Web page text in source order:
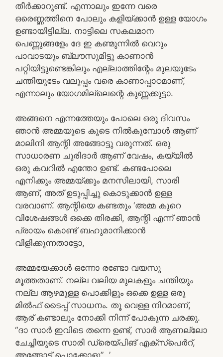
തീർക്കാറുണ്ട്. എന്നാലും ഇന്നേ വരെ
ഒരെണ്ണത്തിനെ പോലും കളിയ്ക്കാൻ ഉള്ള യോഗം
ഉണ്ടായിട്ടില്ല. നാട്ടിലെ സകലമാന
പെണ്ണുങ്ങളേം ദേ ഇ കണ്മുന്നിൽ വെറും
പാവാടയും ബ്ലൗസുമിട്ടു കാണാൻ
പറ്റിയിട്ടുണ്ടെങ്കിലും എല്ലാത്തിന്റേം മുലയുടേം
ചന്തിയുടേം വലുപ്പം വരെ കാണാപ്പാഠമാണ്,
എന്നാലും യോഗമില്ലെന്റെ കുണ്ണക്കുട്ടാ.
അങ്ങനെ എന്നത്തേയും പോലെ ഒരു ദിവസം
ഞാൻ അമ്മയുടെ കൂടെ നിൽകുമ്പോൾ ആണ്
മാലിനി ആന്റി അങ്ങോട്ടു വരുന്നത്. ഒരു
സാധാരണ ചുരിദാർ ആണ് വേഷം, കയ്യിൽ
ഒരു കവറിൽ എന്തോ ഉണ്ട്. കണ്ടപോലെ
എനിക്കും അമ്മയ്ക്കും മനസിലായി, സാരി
ആണ്, അത് ഉടുപ്പിച്ചു കൊടുക്കാൻ ഉള്ള
വരവാണ്. ആന്റിയെ കണ്ടതും ‘അമ്മ കുറെ
വിശേഷങ്ങൾ ഒക്കെ തിരക്കി, ആന്റി എന്ന് ഞാൻ
പ്രായം കൊണ്ട് ബഹുമാനിക്കാൻ
വിളിക്കുന്നതാട്ടോ,
അമ്മയേക്കാൾ ഒന്നോ രണ്ടോ വയസു
മൂത്തതാണ്. നല്ല വലിയ മുലകളും ചന്തിയും
നല്ല ആഴമുള്ള പൊക്കിളും ഒക്കെ ഉള്ള ഒരു
മിൽഫ് ടൈപ്പ് സാധനം. തൂ വെള്ള നിറമാണ്,
ആര് കണ്ടാലും നോക്കി നിന്ന് പോകുന്ന ചരക്കു.
“ദാ സാർ ഇവിടെ തന്നെ ഉണ്ട്, സാർ ആണല്ലോ
ചേച്ചിയുടെ സാരി ഡ്രെയ്‌പിങ് എക്സ്പെർറ്,
അങ്ങോട്ട് പൊക്കോളൂ”…’